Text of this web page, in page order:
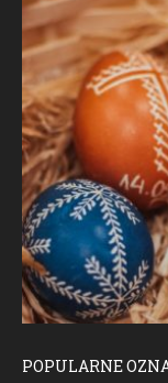
POPULARNE